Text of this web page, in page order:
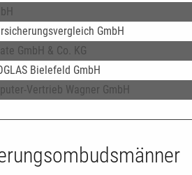
GmbH
GmbH & Co. KG
Bielefeld GmbH
Vertrieb Wagner GmbH